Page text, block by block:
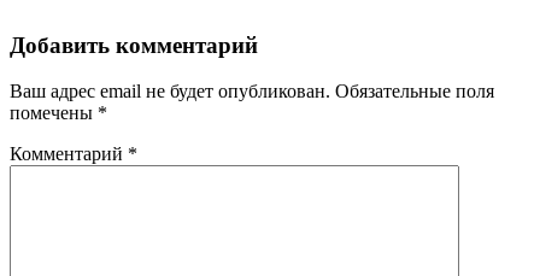
Добавить комментарий
Ваш адрес email не будет опубликован. Обязательные поля
помечены *
Комментарий *